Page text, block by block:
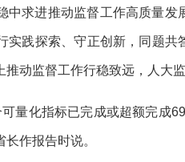
中求进推动监督工作高质量
实践探索、守正创新，同题
推动监督工作行稳致远，人大
量化指标已完成或超额完成
作报告时说。